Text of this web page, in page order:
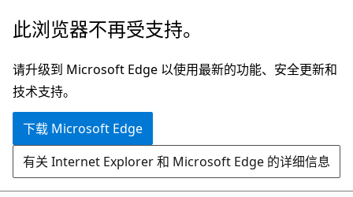
跳
主
要
内
此浏览器不再受支持。
请升级到 Microsoft Edge 以使用最新的功能、安全更新和
技术支持。
下载 Microsoft Edge
有关 Internet Explorer 和 Microsoft Edge 的详细信息